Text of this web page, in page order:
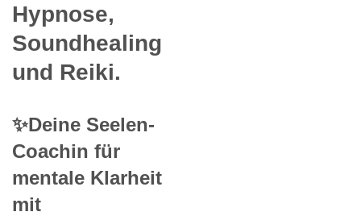
Hypnose,
Soundhealing
und Reiki.
✨Deine Seelen-
Coachin für
mentale Klarheit
mit